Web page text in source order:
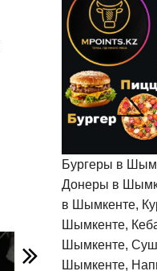
Бургеры в
Донеры в
в Шымкенте,
Шымкенте,
Шымкенте,
Шымкенте,